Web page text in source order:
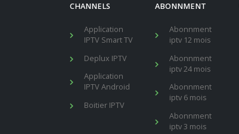
CHANNELS
Application
IPTV Smart TV
Deplux IPTV
Application
IPTV Android
Boitier IPTV
ABONNMENT
Abonnment
iptv 12 mois
Abonnment
iptv 24 mois
Abonnment
iptv 6 mois
Abonnment
iptv 3 mois